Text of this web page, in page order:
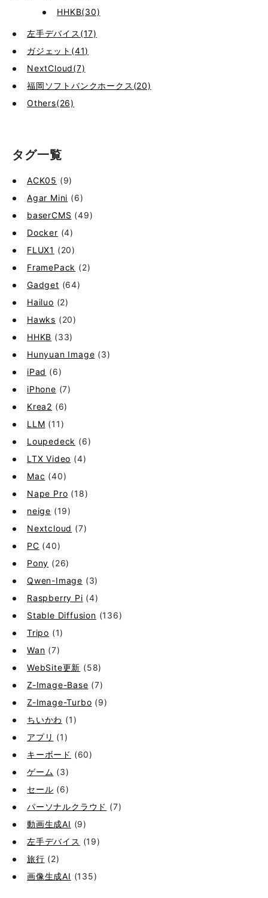
HHKB(30)
左手デバイス(17)
ガジェット(41)
NextCloud(7)
福岡ソフトバンクホークス(20)
Others(26)
タグ一覧
ACK05 (9)
Agar Mini (6)
baserCMS (49)
Docker (4)
FLUX1 (20)
FramePack (2)
Gadget (64)
Hailuo (2)
Hawks (20)
HHKB (33)
Hunyuan Image (3)
iPad (6)
iPhone (7)
Krea2 (6)
LLM (11)
Loupedeck (6)
LTX Video (4)
Mac (40)
Nape Pro (18)
neige (19)
Nextcloud (7)
PC (40)
Pony (26)
Qwen-Image (3)
Raspberry Pi (4)
Stable Diffusion (136)
Tripo (1)
Wan (7)
WebSite更新 (58)
Z-Image-Base (7)
Z-Image-Turbo (9)
ちいかわ (1)
アプリ (1)
キーボード (60)
ゲーム (3)
セール (6)
パーソナルクラウド (7)
動画生成AI (9)
左手デバイス (19)
旅行 (2)
画像生成AI (135)